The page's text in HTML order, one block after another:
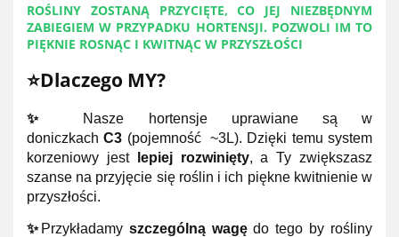
ROŚLINY ZOSTANĄ PRZYCIĘTE, CO JEJ NIEZBĘDNYM
ZABIEGIEM W PRZYPADKU HORTENSJI. POZWOLI IM TO
PIĘKNIE ROSNĄC I KWITNĄC W PRZYSZŁOŚCI
⭐Dlaczego MY?
✨ Nasze hortensje uprawiane są w
doniczkach C3 (pojemność ~3L). Dzięki temu system
korzeniowy jest
lepiej rozwinięty, a Ty zwiększasz
szanse na przyjęcie się roślin i ich piękne kwitnienie w
przyszłości.
✨ Przykładamy szczególną wagędo tego by rośliny